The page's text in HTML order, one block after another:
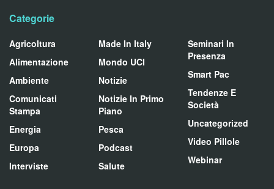
Categorie
Agricoltura
Alimentazione
Ambiente
Comunicati
Stampa
Energia
Europa
Interviste
Made In Italy
Mondo UCI
Notizie
Notizie In Primo
Piano
Pesca
Podcast
Salute
Seminari In
Presenza
Smart Pac
Tendenze E
Società
Uncategorized
Video Pillole
Webinar